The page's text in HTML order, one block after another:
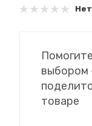
выбором
товаре